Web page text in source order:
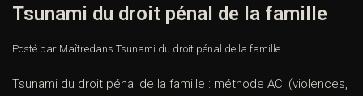
Tsunami du droit pénal de la famille
Posté par Maîtredans Tsunami du droit pénal de la famille
Tsunami du droit pénal de la famille : méthode ACI (violences,